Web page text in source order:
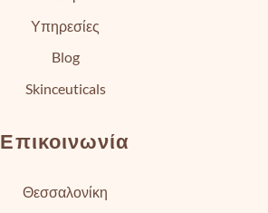
Υπηρεσίες
Blog
Skinceuticals
Επικοινωνία
Θεσσαλονίκη